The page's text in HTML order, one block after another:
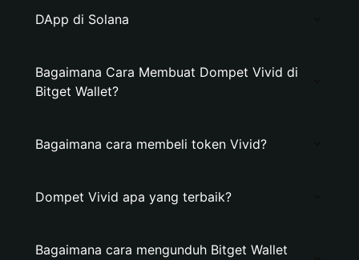
DApp di Solana
Bagaimana Cara Membuat Dompet Vivid di
Bitget Wallet?
Bagaimana cara membeli token Vivid?
Dompet Vivid apa yang terbaik?
Bagaimana cara mengunduh Bitget Wallet